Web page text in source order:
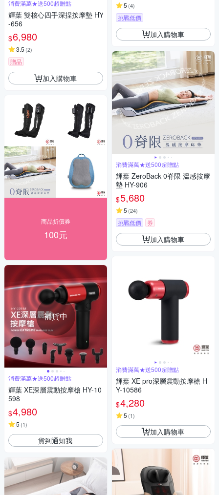
消費滿萬★送500超贈點
輝葉 雙核心四手深捏按摩墊 HY
-656
$6,980
3.5 (2)
贈品
加入購物車
商品折價券
100元
補貨中
消費滿萬★送500超贈點
輝葉 XE深層震動按摩槍 HY-10
598
$4,980
5 (1)
貨到通知我
5 (4)
挑戰低價
加入購物車
消費滿萬★送500超贈點
輝葉 ZeroBack 0脊限 溫感按摩
墊 HY-906
$5,680
5 (24)
挑戰低價 券
加入購物車
消費滿萬★送500超贈點
輝葉 XE pro深層震動按摩槍 H
Y-10586
$4,280
5 (1)
加入購物車